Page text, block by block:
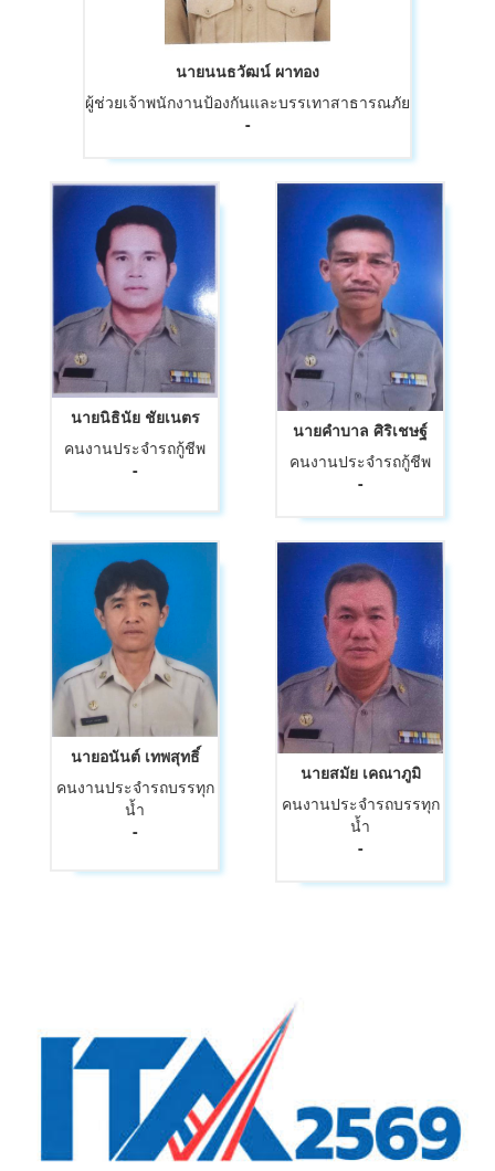
นายนนธวัฒน์ ผาทอง
ผู้ช่วยเจ้าพนักงานป้องกันและบรรเทาสาธารณภัย
-
นายนิธินัย ชัยเนตร
คนงานประจำรถกู้ชีพ
-
นายคำบาล ศิริเชษฐ์
คนงานประจำรถกู้ชีพ
-
นายอนันต์ เทพสุทธิ์
คนงานประจำรถบรรทุก
น้ำ
-
นายสมัย เคณาภูมิ
คนงานประจำรถบรรทุก
น้ำ
-